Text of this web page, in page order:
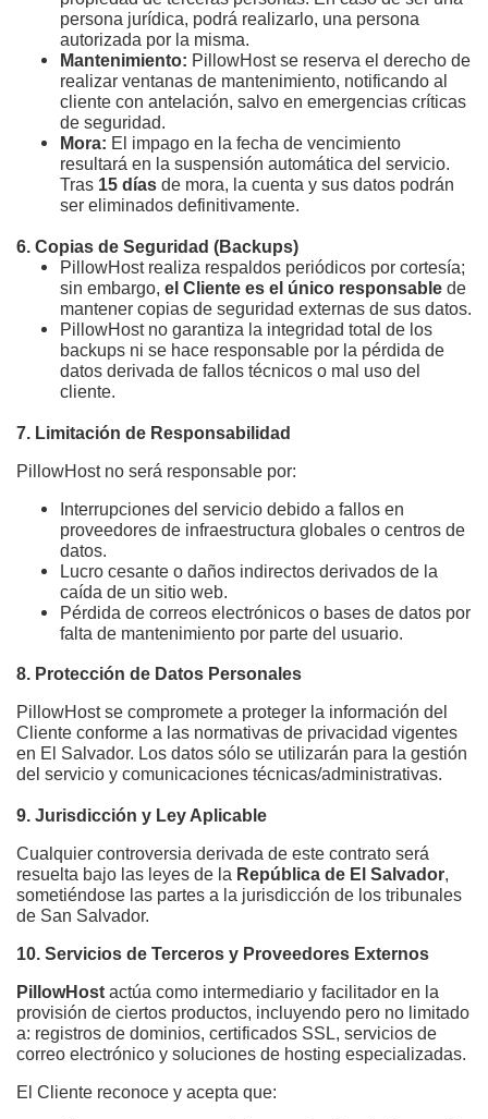
persona jurídica, podrá realizarlo, una persona
autorizada por la misma.
Mantenimiento: PillowHost se reserva el derecho de
realizar ventanas de mantenimiento, notificando al
cliente con antelación, salvo en emergencias críticas
de seguridad.
Mora: El impago en la fecha de vencimiento
resultará en la suspensión automática del servicio.
Tras 15 días de mora, la cuenta y sus datos podrán
ser eliminados definitivamente.
6. Copias de Seguridad (Backups)
PillowHost realiza respaldos periódicos por cortesía;
sin embargo, el Cliente es el único responsable de
mantener copias de seguridad externas de sus datos.
PillowHost no garantiza la integridad total de los
backups ni se hace responsable por la pérdida de
datos derivada de fallos técnicos o mal uso del
cliente.
7. Limitación de Responsabilidad
PillowHost no será responsable por:
Interrupciones del servicio debido a fallos en
proveedores de infraestructura globales o centros de
datos.
Lucro cesante o daños indirectos derivados de la
caída de un sitio web.
Pérdida de correos electrónicos o bases de datos por
falta de mantenimiento por parte del usuario.
8. Protección de Datos Personales
PillowHost se compromete a proteger la información del
Cliente conforme a las normativas de privacidad vigentes
en El Salvador. Los datos sólo se utilizarán para la gestión
del servicio y comunicaciones técnicas/administrativas.
9. Jurisdicción y Ley Aplicable
Cualquier controversia derivada de este contrato será
resuelta bajo las leyes de la República de El Salvador,
sometiéndose las partes a la jurisdicción de los tribunales
de San Salvador.
10. Servicios de Terceros y Proveedores Externos
PillowHost actúa como intermediario y facilitador en la
provisión de ciertos productos, incluyendo pero no limitado
a: registros de dominios, certificados SSL, servicios de
correo electrónico y soluciones de hosting especializadas.
El Cliente reconoce y acepta que: